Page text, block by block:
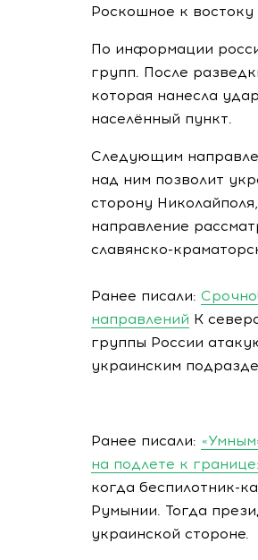
Роскошное к востоку
По информации
групп. После
которая нанесла
населённый пункт.
Следующим
над ним позволит
сторону
направление
славянско-
Ранее писали:
направлений К
группы России
украинским
Ранее писали:
на подлете к
когда беспилотник-
Румынии. Тогда
украинской стороне.